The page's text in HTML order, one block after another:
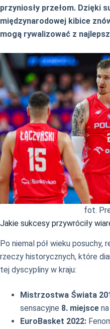
przyniosły przełom. Dzięki
międzynarodowej kibice
mogą rywalizować z
fot.
Jakie sukcesy przywróciły
Po niemal pół wieku posuchy,
rzeczy historycznych, które
tej dyscypliny w kraju:
Mistrzostwa Świata
sensacyjne 8. miejsce
EuroBasket 2022: